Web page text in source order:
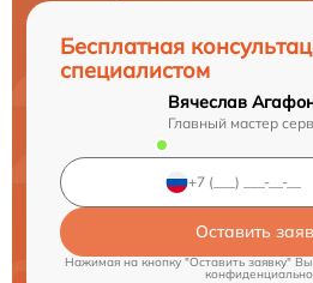
Бесплатная
специалистом
Вячеслав
Главный мастер
Оставить
Нажимая на кнопку "Оставить заявку"